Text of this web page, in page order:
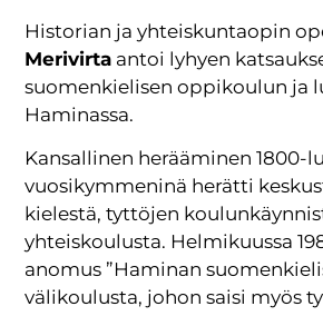
Historian ja yhteiskuntaopin
Merivirta antoi lyhyen
suomenkielisen oppikoulun ja
Haminassa.
Kansallinen herääminen 1800-
vuosikymmeninä herätti
kielestä, tyttöjen
yhteiskoulusta. Helmikuussa
anomus ”Haminan
välikoulusta, johon saisi myös